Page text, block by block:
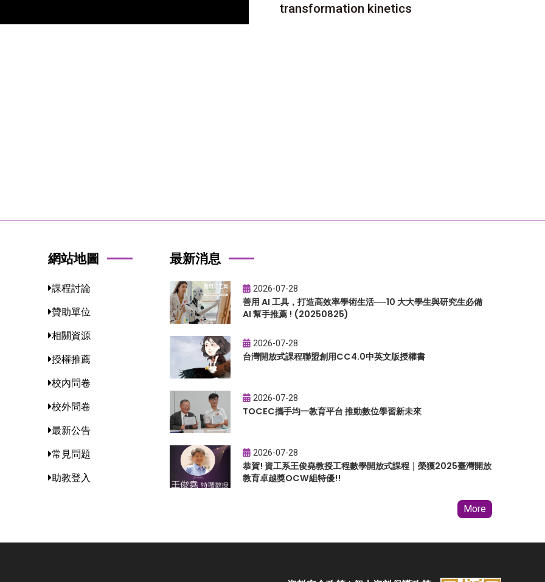
transformation kinetics
網站地圖
課程討論
贊助單位
相關資源
授權推薦
校內問卷
校外問卷
最新公告
常見問題
助教登入
最新消息
2026-07-28
善用 AI 工具，打造高效率學術生活──10 大大學生與研究生必備
AI 幫手推薦 ! (20250825)
2026-07-28
台灣開放式課程聯盟創用CC4.0中英文版授權書
2026-07-28
TOCEC攜手均一教育平台 推動數位學習新未來
2026-07-28
恭賀! 資工系王俊堯教授工程數學開放式課程｜榮獲2025臺灣開放
教育卓越獎OCW組特優!!
More